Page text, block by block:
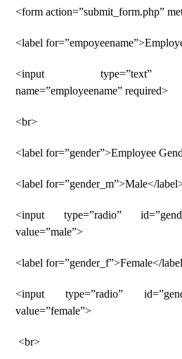
<form action=”submit_form.php”
<label
<input type=”text”
name=”employeename” required>
<br>
<label for=”gender”>Employee
<label for=”gender_m”>Male</
<input type=”radio”
value=”male”>
<label for=”gender_f”>Female</
<input type=”radio”
value=”female”>
<br>